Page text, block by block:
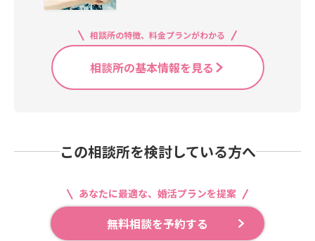
相談所の特徴、料金プランがわかる
相談所の基本情報を見る
この相談所を検討している方へ
あなたに最適な、婚活プランを提案
無料相談を予約する